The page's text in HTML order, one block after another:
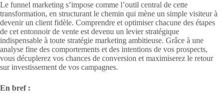
Le funnel marketing s’impose comme l’outil central de cette
transformation, en structurant le chemin qui mène un simple visiteur à
devenir un client fidèle. Comprendre et optimiser chacune des étapes
de cet entonnoir de vente est devenu un levier stratégique
indispensable à toute stratégie marketing ambitieuse. Grâce à une
analyse fine des comportements et des intentions de vos prospects,
vous décuplerez vos chances de conversion et maximiserez le retour
sur investissement de vos campagnes.
En bref :